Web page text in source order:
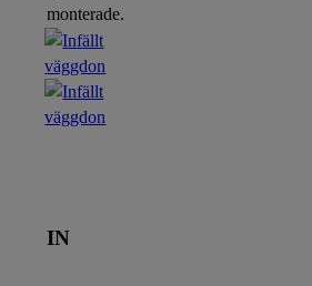
monterade.
IN